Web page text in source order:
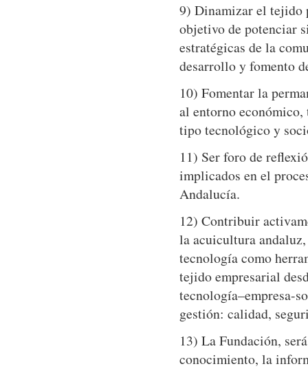
9) Dinamizar el tejido
objetivo de potenciar
estratégicas de la
desarrollo y fomento
10) Fomentar la
al entorno
tipo tecnológico y
11) Ser foro de
implicados en el
Andalucía.
12) Contribuir
la acuicultura
tecnología como
tejido empresarial
tecnología–empresa-
gestión: calidad,
13) La Fundación,
conocimiento, la